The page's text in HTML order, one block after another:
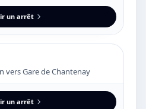
un arrêt
vers Gare de Chantenay
un arrêt